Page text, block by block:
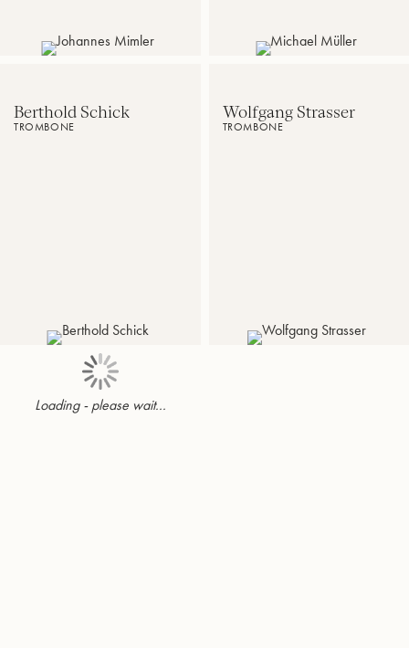
Berthold Schick
TROMBONE
Wolfgang Strasser
TROMBONE
Loading - please wait...